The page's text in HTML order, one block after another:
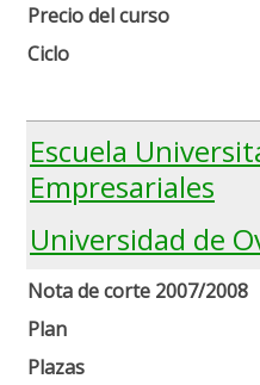
Precio del curso
Ciclo
Escuela
Empresariales
Universidad de
Nota de corte 2007/2008
Plan
Plazas